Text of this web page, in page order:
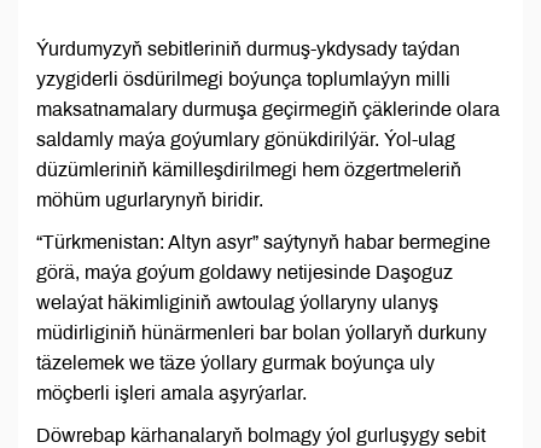
Ýurdumyzyň sebitleriniň durmuş-ykdysady taýdan
yzygiderli ösdürilmegi boýunça toplumlaýyn milli
maksatnamalary durmuşa geçirmegiň çäklerinde olara
saldamly maýa goýumlary gönükdirilýär. Ýol-ulag
düzümleriniň kämilleşdirilmegi hem özgertmeleriň
möhüm ugurlarynyň biridir.
“Türkmenistan: Altyn asyr” saýtynyň habar bermegine
görä, maýa goýum goldawy netijesinde Daşoguz
welaýat häkimliginiň awtoulag ýollaryny ulanyş
müdirliginiň hünärmenleri bar bolan ýollaryň durkuny
täzelemek we täze ýollary gurmak boýunça uly
möçberli işleri amala aşyrýarlar.
Döwrebap kärhanalaryň bolmagy ýol gurluşygy sebit